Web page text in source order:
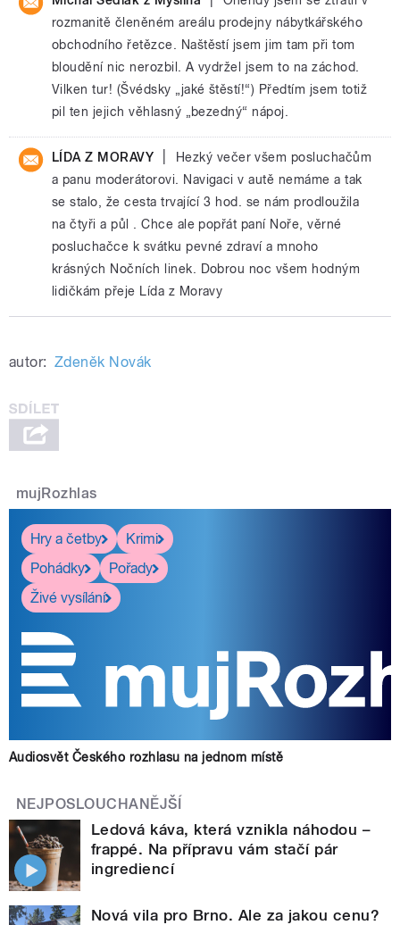
rozmanitě členěném areálu prodejny nábytkářského
obchodního řetězce. Naštěstí jsem jim tam při tom
bloudění nic nerozbil. A vydržel jsem to na záchod.
Vilken tur! (Švédsky „jaké štěstí!“) Předtím jsem totiž
pil ten jejich věhlasný „bezedný“ nápoj.
LÍDA Z MORAVY
Hezký večer všem posluchačům
a panu moderátorovi. Navigaci v autě nemáme a tak
se stalo, že cesta trvající 3 hod. se nám prodloužila
na čtyři a půl . Chce ale popřát paní Noře, věrné
posluchačce k svátku pevné zdraví a mnoho
krásných Nočních linek. Dobrou noc všem hodným
lidičkám přeje Lída z Moravy
autor: Zdeněk Novák
mujRozhlas
Hry a četby
Krimi
Pohádky
Pořady
Živé vysílání
Audiosvět Českého rozhlasu na jednom místě
NEJPOSLOUCHANĚJŠÍ
Ledová káva, která vznikla náhodou –
frappé. Na přípravu vám stačí pár
ingrediencí
Nová vila pro Brno. Ale za jakou cenu?